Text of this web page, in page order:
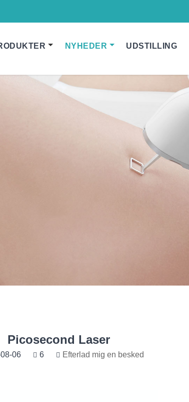
NYHEDER UDSTILLING
Picosecond Laser
06 6 Efterlad mig en besked